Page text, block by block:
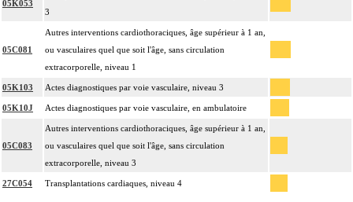
05K053
3
05C081
Autres interventions cardiothoraciques, âge supérieur à 1 an,
ou vasculaires quel que soit l'âge, sans circulation
extracorporelle, niveau 1
05K103 Actes diagnostiques par voie vasculaire, niveau 3
05K10J Actes diagnostiques par voie vasculaire, en ambulatoire
05C083
Autres interventions cardiothoraciques, âge supérieur à 1 an,
ou vasculaires quel que soit l'âge, sans circulation
extracorporelle, niveau 3
27C054 Transplantations cardiaques, niveau 4